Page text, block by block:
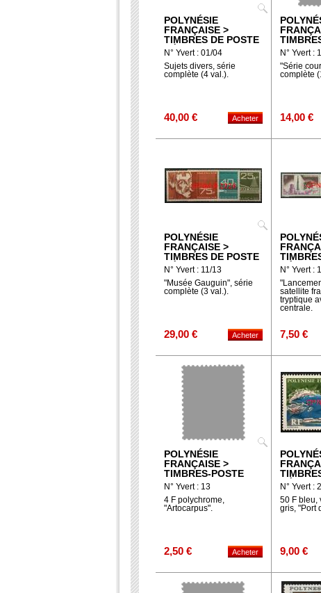
POLYNÉSIE
FRANÇAISE >
TIMBRES DE POSTE
AÉRIENNE
N° Yvert : 01/04
Sujets divers, série
complète (4 val.).
40,00 €
N° Yvert :
"Série
complète
14,00 €
POLYNÉSIE
FRANÇAISE >
TIMBRES DE POSTE
AÉRIENNE
N° Yvert : 11/13
"Musée Gauguin", série
complète (3 val.).
29,00 €
N° Yvert :
satellite
tryptique
centrale.
7,50 €
POLYNÉSIE
FRANÇAISE >
TIMBRES-POSTE
N° Yvert : 13
4 F polychrome,
"Artocarpus".
2,50 €
N° Yvert :
50 F bleu,
gris, "Port
9,00 €